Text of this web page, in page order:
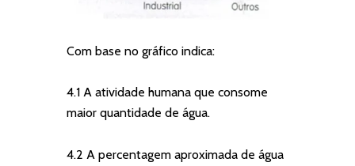
Com base no gráfico indica:
4.1 A atividade humana que consome
maior quantidade de água.
4.2 A percentagem aproximada de água